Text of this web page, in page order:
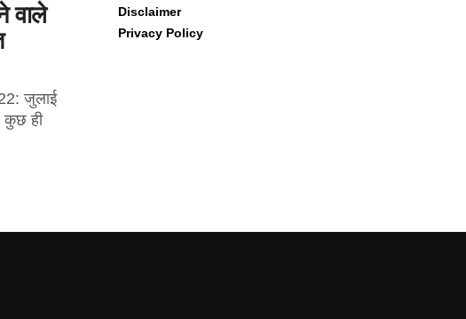
वाले
जुलाई
कुछ ही
Disclaimer
Privacy Policy